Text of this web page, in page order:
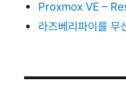
Proxmox VE –
라즈베리파이를 무